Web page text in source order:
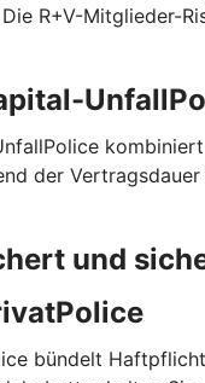
R+V-Mitglieder-
der
und
bündelt